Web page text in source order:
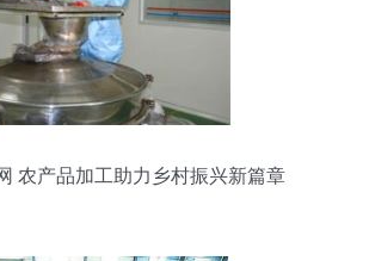
农产品加工助力乡村振兴新篇章